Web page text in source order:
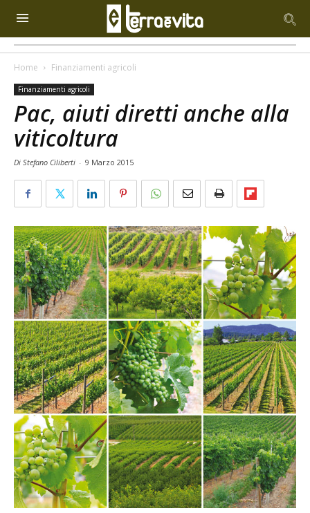
Home Finanziamenti agricoli
Finanziamenti agricoli
Pac, aiuti diretti anche alla
viticoltura
Di Stefano Ciliberti - 9 Marzo 2015